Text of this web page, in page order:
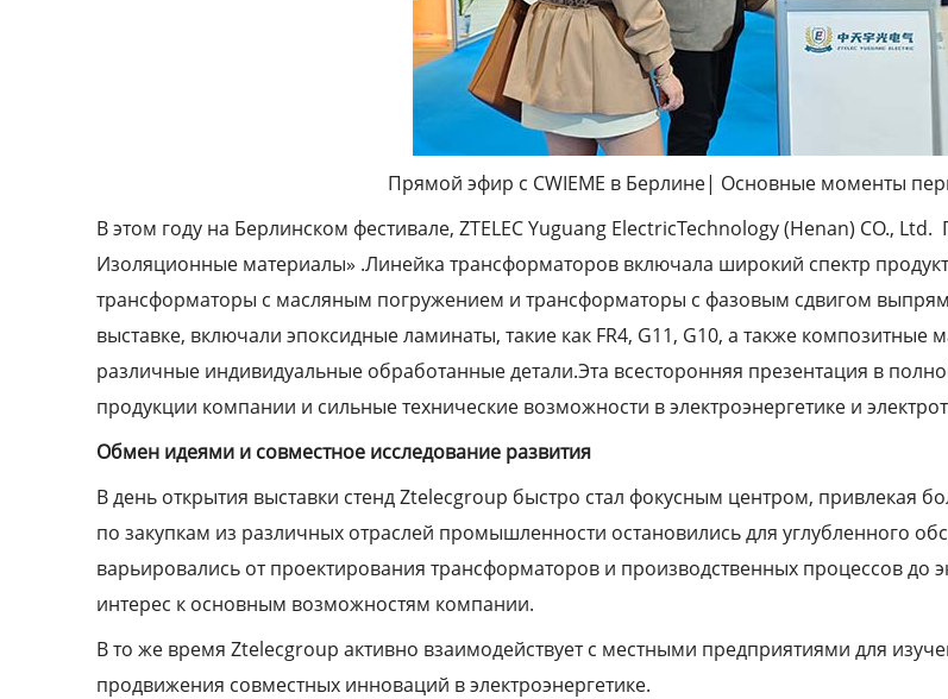
Прямой эфир с CWIEME в Берлине| Основные моменты
В этом году на Берлинском фестивале, ZTELEC Yuguang ElectricTechnology (Henan) CO.,
Изоляционные материалы» .Линейка трансформаторов включала широкий спектр
трансформаторы с масляным погружением и трансформаторы с фазовым сдвигом
выставке, включали эпоксидные ламинаты, такие как FR4, G11, G10, а также
различные индивидуальные обработанные детали.Эта всесторонняя презентация в
продукции компании и сильные технические возможности в электроэнергетике и
Обмен идеями и совместное исследование развития
В день открытия выставки стенд Ztelecgroup быстро стал фокусным центром, привлекая
по закупкам из различных отраслей промышленности остановились для углубленного
варьировались от проектирования трансформаторов и производственных процессов до
интерес к основным возможностям компании.
В то же время Ztelecgroup активно взаимодействует с местными предприятиями для
продвижения совместных инноваций в электроэнергетике.